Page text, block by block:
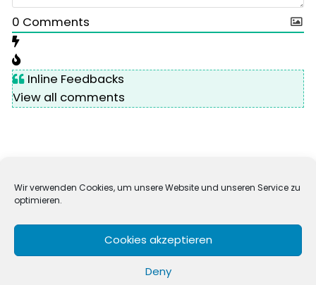
Wir verwenden Cookies, um unsere Website und unseren Service zu
optimieren.
Cookies akzeptieren
Deny
0 Comments
Inline Feedbacks
View all comments
Impressum
Kölibri Küchenkonzert .Datenschutz